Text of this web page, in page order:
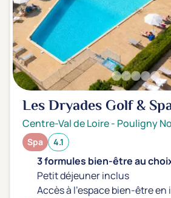
Les Dryades Golf &
Centre-Val de Loire- Pouligny
Spa 4.1
3 formules bien-être au
Petit déjeuner inclus
Accès à l'espace bien-être en